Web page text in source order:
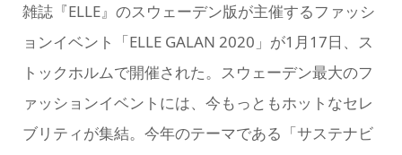
雑誌『ELLE』のスウェーデン版が主催するファッシ
ョンイベント「ELLE GALAN 2020」が1月17日、ス
トックホルムで開催された。スウェーデン最大のフ
ァッションイベントには、今もっともホットなセレ
ブリティが集結。今年のテーマである「サステナビ